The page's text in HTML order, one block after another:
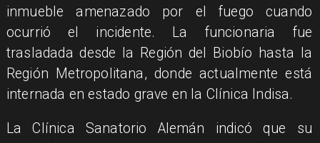
inmueble amenazado por el fuego cuando
ocurrió el incidente. La funcionaria fue
trasladada desde la Región del Biobío hasta la
Región Metropolitana, donde actualmente está
internada en estado grave en la Clínica Indisa.
La Clínica Sanatorio Alemán indicó que su